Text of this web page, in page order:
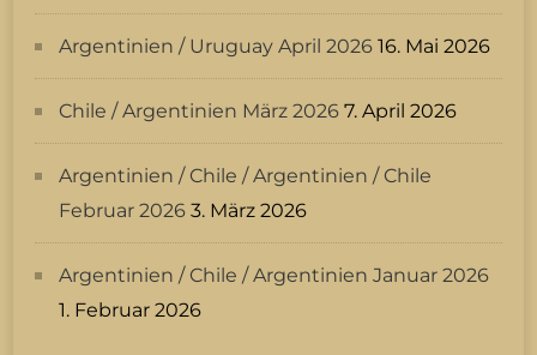
Argentinien / Uruguay April 2026 16. Mai 2026
Chile / Argentinien März 2026 7. April 2026
Argentinien / Chile / Argentinien / Chile
Februar 2026 3. März 2026
Argentinien / Chile / Argentinien Januar 2026
1. Februar 2026